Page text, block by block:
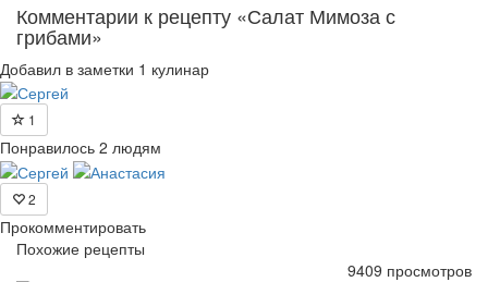
Комментарии к рецепту «Салат Мимоза с
грибами»
Добавил в заметки 1 кулинар
1
Понравилось 2 людям
2
Прокомментировать
Похожие рецепты
9409 просмотров